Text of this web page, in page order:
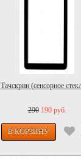
Тачскрин (сенсорное
290 190 руб.